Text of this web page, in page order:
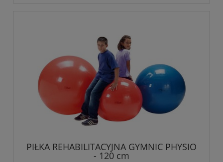
PIŁKA REHABILITACYJNA GYMNIC PHYSIO
- 120 cm